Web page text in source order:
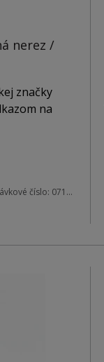
nerez /
značky
na
vynikne.
číslo: 0710320L24